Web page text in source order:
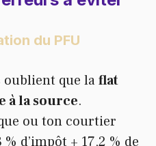
du PFU
oublient que laflat
à la source.
ou ton courtier
% d’impôt + 17,2 % de